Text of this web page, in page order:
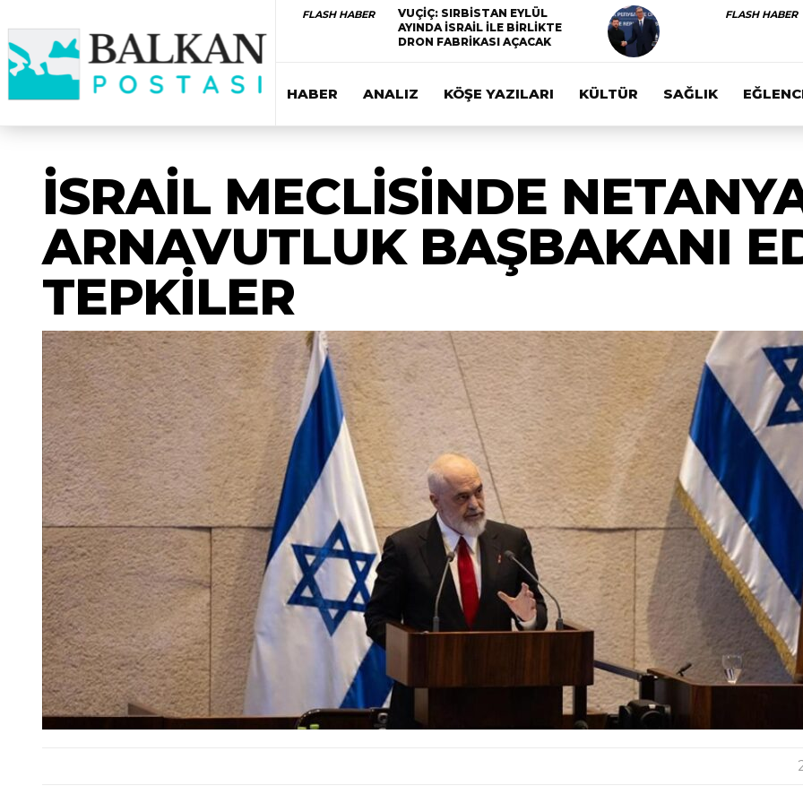
FLASH HABER
VUÇİÇ: SIRBİSTAN EYLÜL
AYINDA İSRAİL İLE BİRLİKTE
DRON FABRİKASI AÇACAK
FLASH HABER
HABER ANALIZ KÖŞE YAZILARI KÜLTÜR SAĞLIK
İSRAİL MECLİSİNDE
ARNAVUTLUK BAŞBAKANI
TEPKİLER